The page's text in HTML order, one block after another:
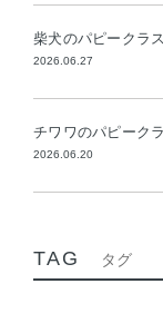
柴犬のパピークラ
2026.06.27
チワワのパピーク
2026.06.20
TAG タグ